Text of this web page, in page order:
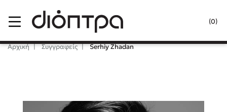
(0)
Κλείσιμο
Lidia Branković
Αρχική Συγγραφείς Serhiy Zhadan